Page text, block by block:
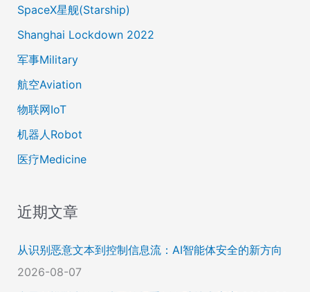
SpaceX星舰(Starship)
Shanghai Lockdown 2022
军事Military
航空Aviation
物联网IoT
机器人Robot
医疗Medicine
近期文章
从识别恶意文本到控制信息流：AI智能体安全的新方向
2026-08-07